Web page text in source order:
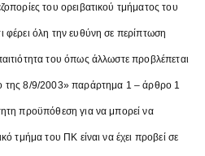
του ορειβατικού τμήματος του
φέρει όλη την ευθύνη σε περίπτωση
του όπως άλλωστε προβλέπεται
της 8/9/2003» παράρτημα 1 – άρθρο 1
προϋπόθεση για να μπορεί να
τμήμα του ΠΚ είναι να έχει προβεί σε